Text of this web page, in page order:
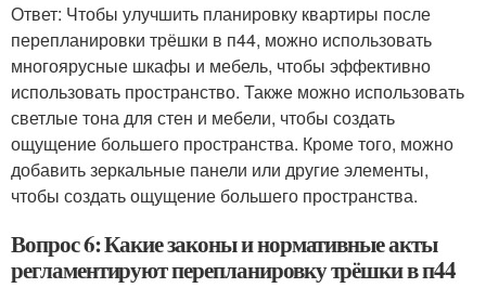
Ответ: Чтобы улучшить планировку квартиры после
перепланировки трёшки в п44, можно использовать
многоярусные шкафы и мебель, чтобы эффективно
использовать пространство. Также можно использовать
светлые тона для стен и мебели, чтобы создать
ощущение большего пространства. Кроме того, можно
добавить зеркальные панели или другие элементы,
чтобы создать ощущение большего пространства.
Вопрос 6: Какие законы и нормативные акты
регламентируют перепланировку трёшки в п44